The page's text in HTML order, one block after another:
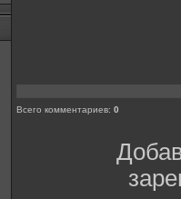
Всего комментариев:0